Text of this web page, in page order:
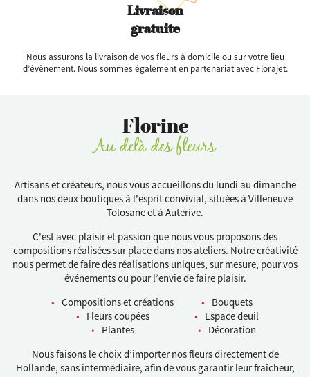
Livraison
gratuite
Nous assurons la livraison de vos fleurs à domicile ou sur votre lieu
d’évènement. Nous sommes également en partenariat avec Florajet.
Florine
Au delà des fleurs
Artisans et créateurs, nous vous accueillons du lundi au dimanche
dans nos deux boutiques à l'esprit convivial, situées à Villeneuve
Tolosane et à Auterive.
C'est avec plaisir et passion que nous vous proposons des
compositions réalisées sur place dans nos ateliers. Notre créativité
nous permet de faire des réalisations uniques, sur mesure, pour vos
événements ou pour l’envie de faire plaisir.
Compositions et créations
Fleurs coupées
Plantes
Bouquets
Espace deuil
Décoration
Nous faisons le choix d’importer nos fleurs directement de
Hollande, sans intermédiaire, afin de vous garantir leur fraîcheur,